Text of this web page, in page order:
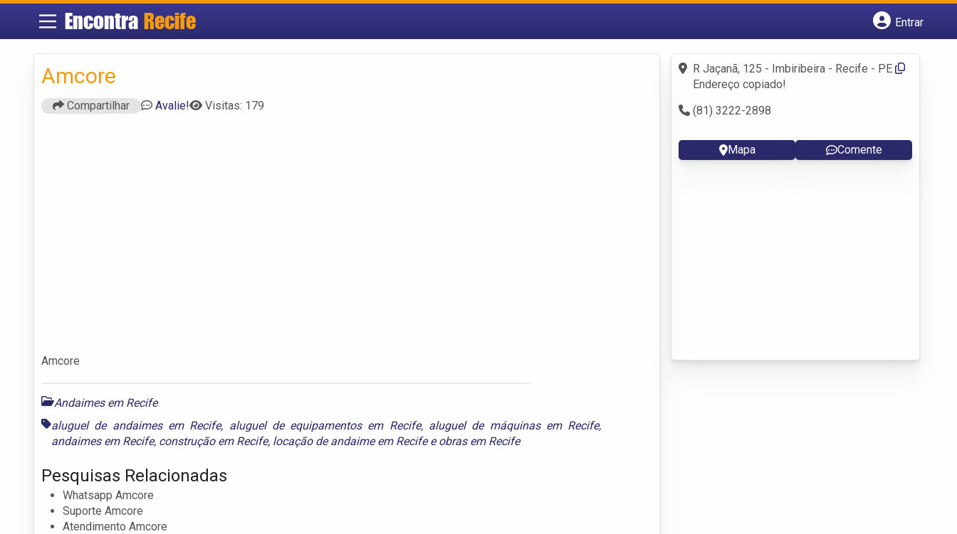
Encontra Recife
Entrar
Fazer login
Criar conta
Amcore
Compartilhar Avalie! Visitas: 179
Amcore
Andaimes em Recife
aluguel de andaimes em Recife, aluguel de equipamentos em Recife, aluguel de máquinas em Recife,
andaimes em Recife, construção em Recife, locação de andaime em Recifeeobras em Recife
Pesquisas Relacionadas
Whatsapp Amcore
Suporte Amcore
Atendimento Amcore
R Jaçanã, 125 - Imbiribeira - Recife - PE
Endereço copiado!
(81) 3222-2898
Mapa Comente